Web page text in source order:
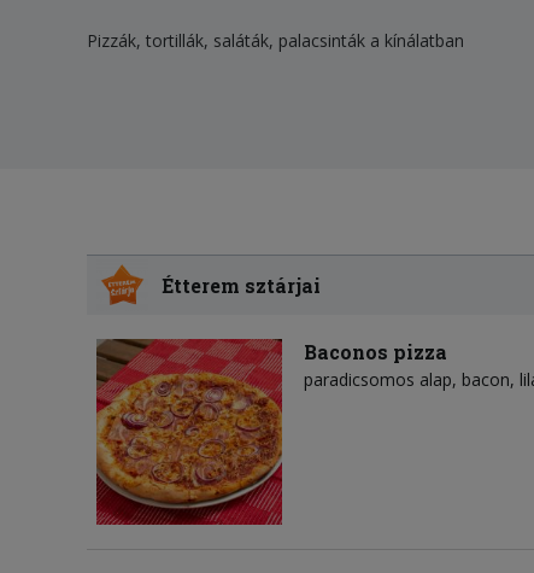
Pizzák, tortillák, saláták, palacsinták a kínálatban
Étterem sztárjai
Baconos pizza
paradicsomos alap bacon